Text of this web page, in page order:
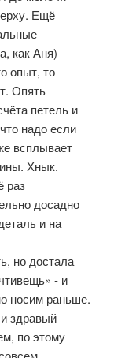
Ещё
как Аня)
опыт, то
Опять
петель и
надо если
всплывает
Хнык.
раз
досадно
и на
но достала
- и
носим раньше.
здравый
по этому